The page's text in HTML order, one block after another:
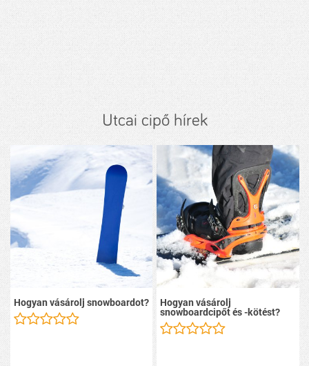
Utcai cipő hírek
Hogyan vásárolj snowboardot? Hogyan vásárolj
snowboardcipőt és -kötést?